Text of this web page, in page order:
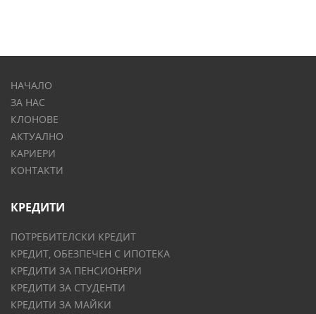
НАЧАЛО
ЗА НАС
КЛОНОВЕ
АКТУАЛНО
КАРИЕРИ
КОНТАКТИ
КРЕДИТИ
ПОТРЕБИТЕЛСКИ КРЕДИТ
КРЕДИТ, ОБЕЗПЕЧЕН С ИПОТЕКА
КРЕДИТИ ЗА ПЕНСИОНЕРИ
КРЕДИТИ ЗА СТУДЕНТИ
КРЕДИТИ ЗА МАЙКИ